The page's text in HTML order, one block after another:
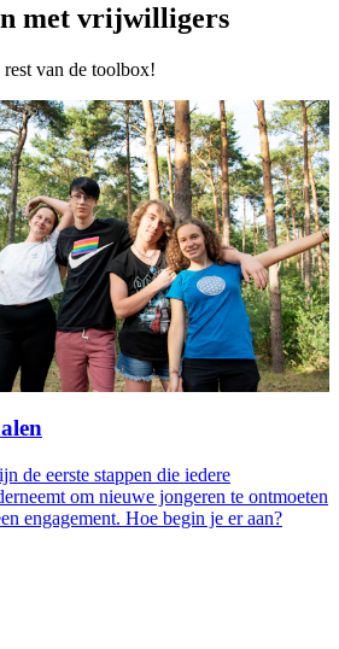
met vrijwilligers
van de toolbox!
de eerste stappen die iedere
om nieuwe jongeren te ontmoeten
engagement. Hoe begin je er aan?